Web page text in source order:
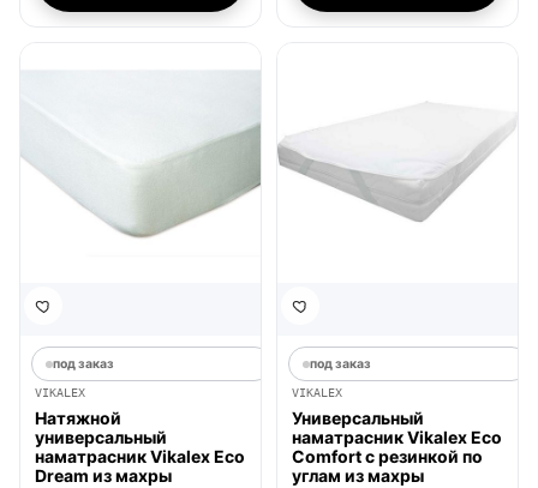
под заказ
VIKALEX
Натяжной
универсальный
наматрасник Vikalex Eco
Dream из махры
под заказ
VIKALEX
Универсальный
наматрасник Vikalex Eco
Comfort с резинкой по
углам из махры